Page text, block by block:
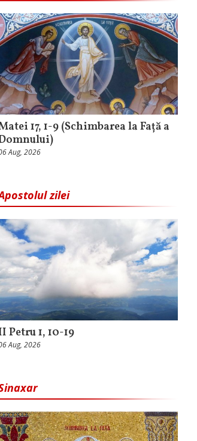
17, 1-9 (Schimbarea la Față a
Aug, 2026
zilei
Petru 1, 10-19
Aug, 2026